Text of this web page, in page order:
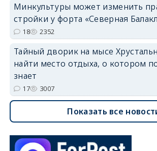
Минкультуры может изменить
стройки у форта «Северная
18 2352
Тайный дворик на мысе
найти место отдыха, о котором
знает
17 3007
Показать все